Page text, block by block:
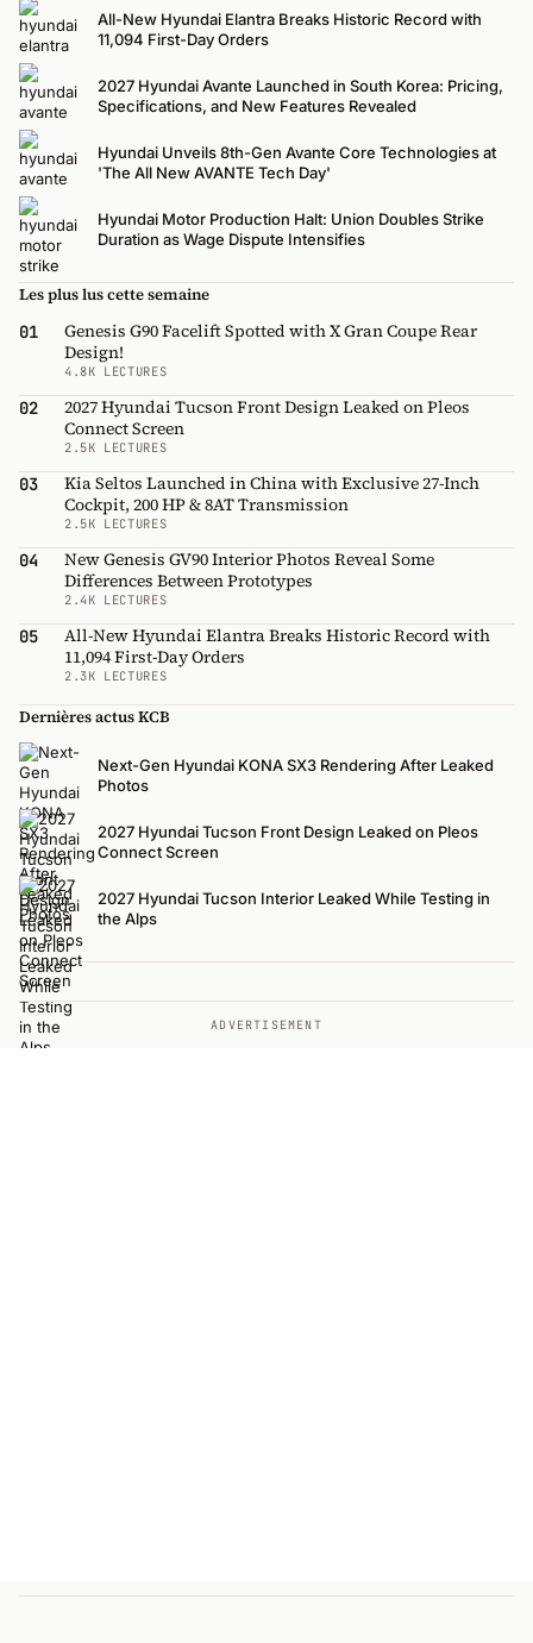
All-New Hyundai Elantra Breaks Historic Record with
11,094 First-Day Orders
2027 Hyundai Avante Launched in South Korea: Pricing,
Specifications, and New Features Revealed
Hyundai Unveils 8th-Gen Avante Core Technologies at
'The All New AVANTE Tech Day'
Hyundai Motor Production Halt: Union Doubles Strike
Duration as Wage Dispute Intensifies
Les plus lus cette semaine
01
Genesis G90 Facelift Spotted with X Gran Coupe Rear
Design!
4.8K LECTURES
02
2027 Hyundai Tucson Front Design Leaked on Pleos
Connect Screen
2.5K LECTURES
03
Kia Seltos Launched in China with Exclusive 27-Inch
Cockpit, 200 HP & 8AT Transmission
2.5K LECTURES
04
New Genesis GV90 Interior Photos Reveal Some
Differences Between Prototypes
2.4K LECTURES
05
All-New Hyundai Elantra Breaks Historic Record with
11,094 First-Day Orders
2.3K LECTURES
Dernières actus KCB
Next-Gen Hyundai KONA SX3 Rendering After Leaked
Photos
2027 Hyundai Tucson Front Design Leaked on Pleos
Connect Screen
2027 Hyundai Tucson Interior Leaked While Testing in
the Alps
ADVERTISEMENT